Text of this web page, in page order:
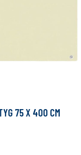
75 X 400 CM